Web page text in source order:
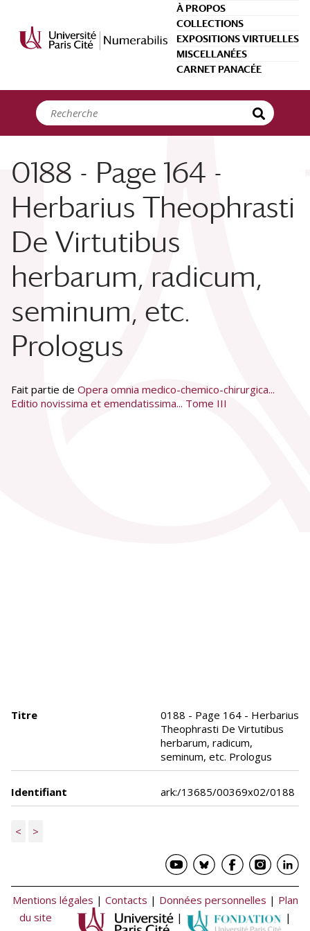
À PROPOS
COLLECTIONS
EXPOSITIONS VIRTUELLES
MISCELLANÉES
CARNET PANACÉE
0188 - Page 164 -
Herbarius Theophrasti
De Virtutibus
herbarum, radicum,
seminum, etc.
Prologus
Fait partie de Opera omnia medico-chemico-chirurgica...
Editio novissima et emendatissima... Tome III
Titre
0188 - Page 164 - Herbarius
Theophrasti De Virtutibus
herbarum, radicum,
seminum, etc. Prologus
Identifiant ark:/13685/00369x02/0188
< >
Mentions légales | Contacts | Données personnelles | Plan
du site
| |